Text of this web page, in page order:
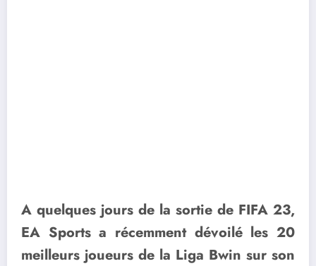
A quelques jours de la sortie de FIFA 23,
EA Sports a récemment dévoilé les 20
meilleurs joueurs de la Liga Bwin sur son